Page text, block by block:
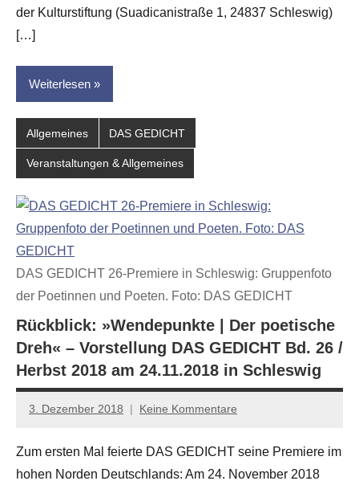
dasgedichtblog
der Kulturstiftung (Suadicanistraße 1, 24837 Schleswig)
[…]
Weiterlesen
Allgemeines DAS GEDICHT
Veranstaltungen & Allgemeines
DAS GEDICHT 26-Premiere in Schleswig: Gruppenfoto
der Poetinnen und Poeten. Foto: DAS GEDICHT
Rückblick: »Wendepunkte | Der poetische
Dreh« – Vorstellung DAS GEDICHT Bd. 26 /
Herbst 2018 am 24.11.2018 in Schleswig
3. Dezember 2018
Anton
Leitner
Keine Kommentare
Zum ersten Mal feierte DAS GEDICHT seine Premiere im
hohen Norden Deutschlands: Am 24. November 2018